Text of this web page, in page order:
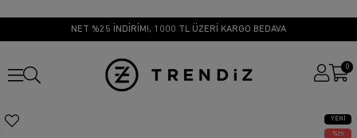
NET %25 İNDİRİM!, 1000 TL ÜZERİ KARGO BEDAVA
0
YENI
ÜRÜN
25